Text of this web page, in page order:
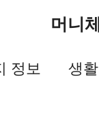
머니
정보 생